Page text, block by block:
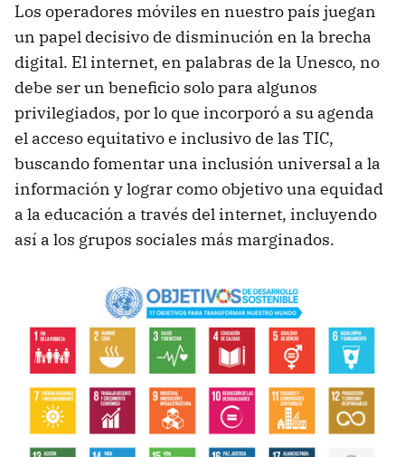
Los operadores móviles en nuestro país juegan
un papel decisivo de disminución en la brecha
digital. El internet, en palabras de la Unesco, no
debe ser un beneficio solo para algunos
privilegiados, por lo que incorporó a su agenda
el acceso equitativo e inclusivo de las TIC,
buscando fomentar una inclusión universal a la
información y lograr como objetivo una equidad
a la educación a través del internet, incluyendo
así a los grupos sociales más marginados.